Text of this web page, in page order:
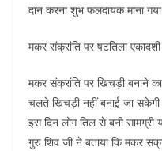
दान करना शुभ फलदायक माना
मकर संक्रांति पर षटतिला एकादशी
मकर संक्रांति पर खिचड़ी बनाने
चलते खिचड़ी नहीं बनाई जा
इस दिन लोग तिल से बनी सामग्री
गुरु शिव जी ने बताया कि मकर